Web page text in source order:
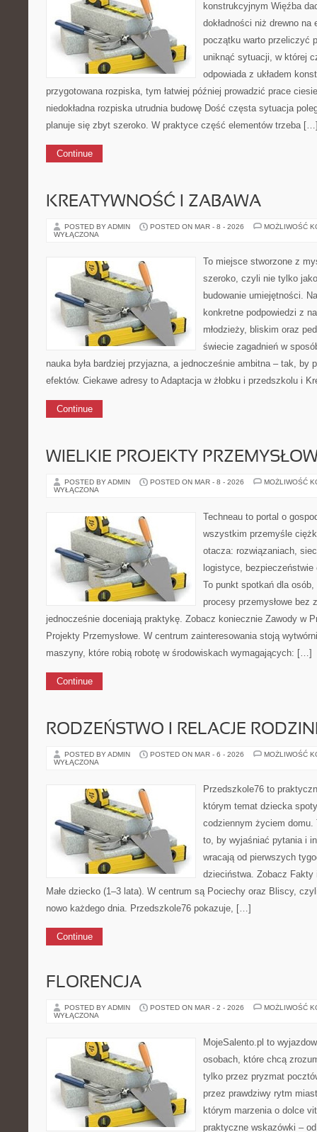
konstrukcyjnym Więźba
dokładności niż drewno na
początku warto przeliczyć
uniknąć sytuacji, w której
odpowiada z układem
przygotowana rozpiska, tym łatwiej później prowadzić prace
niedokładna rozpiska utrudnia budowę Dość częsta sytuacja
planuje się zbyt szeroko. W praktyce część elementów trzeba
Continue
KREATYWNOŚĆ I ZABAWA
POSTED BY ADMIN POSTED ON MAR - 8 - 2026
MOŻLIWOŚĆ
WYŁĄCZONA
To miejsce stworzone z
szeroko, czyli nie tylko
budowanie umiejętności.
konkretne podpowiedzi z
młodzieży, bliskim oraz
świecie zagadnień w
nauka była bardziej przyjazna, a jednocześnie ambitna – tak, by
efektów. Ciekawe adresy to Adaptacja w żłobku i przedszkolu i
Continue
WIELKIE PROJEKTY
POSTED BY ADMIN POSTED ON MAR - 8 - 2026
MOŻLIWOŚĆ
WYŁĄCZONA
Techneau to portal o
wszystkim przemyśle
otacza: rozwiązaniach,
logistyce,
To punkt spotkań dla
procesy przemysłowe bez
jednocześnie doceniają praktykę. Zobacz koniecznie Zawody w
Projekty Przemysłowe. W centrum zainteresowania stoją
maszyny, które robią robotę w środowiskach wymagających: […]
Continue
RODZEŃSTWO I RELACJE
POSTED BY ADMIN POSTED ON MAR - 6 - 2026
MOŻLIWOŚĆ
WYŁĄCZONA
Przedszkole76 to
którym temat dziecka
codziennym życiem domu.
to, by wyjaśniać pytania i
wracają od pierwszych
dzieciństwa. Zobacz
Małe dziecko (1–3 lata). W centrum są Pociechy oraz Bliscy,
nowo każdego dnia. Przedszkole76 pokazuje, […]
Continue
FLORENCJA
POSTED BY ADMIN POSTED ON MAR - 2 - 2026
MOŻLIWOŚĆ
WYŁĄCZONA
MojeSalento.pl to
osobach, które chcą
tylko przez pryzmat
przez prawdziwy rytm
którym marzenia o dolce
praktyczne wskazówki –